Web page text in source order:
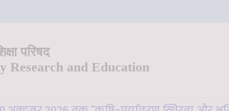
परिषद
Research and Education